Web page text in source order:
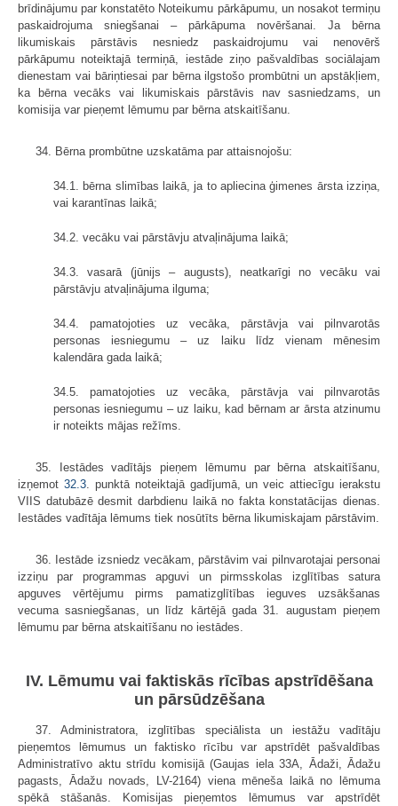
brīdinājumu par konstatēto Noteikumu pārkāpumu, un nosakot termiņu
paskaidrojuma sniegšanai – pārkāpuma novēršanai. Ja bērna
likumiskais pārstāvis nesniedz paskaidrojumu vai nenovērš
pārkāpumu noteiktajā termiņā, iestāde ziņo pašvaldības sociālajam
dienestam vai bāriņtiesai par bērna ilgstošo prombūtni un apstākļiem,
ka bērna vecāks vai likumiskais pārstāvis nav sasniedzams, un
komisija var pieņemt lēmumu par bērna atskaitīšanu.
34. Bērna prombūtne uzskatāma par attaisnojošu:
34.1. bērna slimības laikā, ja to apliecina ģimenes ārsta izziņa,
vai karantīnas laikā;
34.2. vecāku vai pārstāvju atvaļinājuma laikā;
34.3. vasarā (jūnijs – augusts), neatkarīgi no vecāku vai
pārstāvju atvaļinājuma ilguma;
34.4. pamatojoties uz vecāka, pārstāvja vai pilnvarotās
personas iesniegumu – uz laiku līdz vienam mēnesim
kalendāra gada laikā;
34.5. pamatojoties uz vecāka, pārstāvja vai pilnvarotās
personas iesniegumu – uz laiku, kad bērnam ar ārsta atzinumu
ir noteikts mājas režīms.
35. Iestādes vadītājs pieņem lēmumu par bērna atskaitīšanu,
izņemot 32.3. punktā noteiktajā gadījumā, un veic attiecīgu ierakstu
VIIS datubāzē desmit darbdienu laikā no fakta konstatācijas dienas.
Iestādes vadītāja lēmums tiek nosūtīts bērna likumiskajam pārstāvim.
36. Iestāde izsniedz vecākam, pārstāvim vai pilnvarotajai personai
izziņu par programmas apguvi un pirmsskolas izglītības satura
apguves vērtējumu pirms pamatizglītības ieguves uzsākšanas
vecuma sasniegšanas, un līdz kārtējā gada 31. augustam pieņem
lēmumu par bērna atskaitīšanu no iestādes.
IV. Lēmumu vai faktiskās rīcības apstrīdēšana
un pārsūdzēšana
37. Administratora, izglītības speciālista un iestāžu vadītāju
pieņemtos lēmumus un faktisko rīcību var apstrīdēt pašvaldības
Administratīvo aktu strīdu komisijā (Gaujas iela 33A, Ādaži, Ādažu
pagasts, Ādažu novads, LV-2164) viena mēneša laikā no lēmuma
spēkā stāšanās. Komisijas pieņemtos lēmumus var apstrīdēt